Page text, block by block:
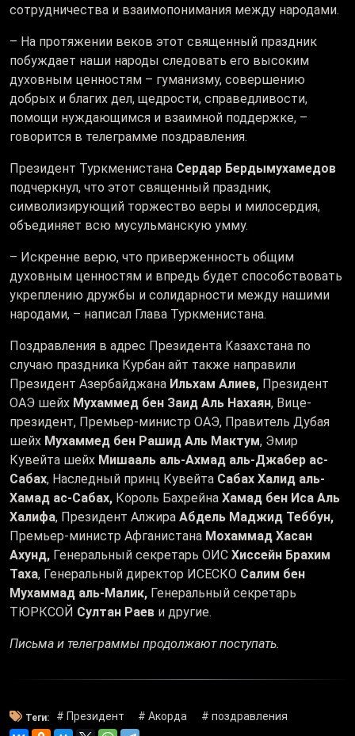
сотрудничества и взаимопонимания между народами.
– На протяжении веков этот священный праздник
побуждает наши народы следовать его высоким
духовным ценностям – гуманизму, совершению
добрых и благих дел, щедрости, справедливости,
помощи нуждающимся и взаимной поддержке, –
говорится в телеграмме поздравления.
Президент Туркменистана Сердар Бердымухамедов
подчеркнул, что этот священный праздник,
символизирующий торжество веры и милосердия,
объединяет всю мусульманскую умму.
– Искренне верю, что приверженность общим
духовным ценностям и впредь будет способствовать
укреплению дружбы и солидарности между нашими
народами, – написал Глава Туркменистана.
Поздравления в адрес Президента Казахстана по
случаю праздника Курбан айт также направили
Президент Азербайджана Ильхам Алиев, Президент
ОАЭ шейх Мухаммед бен Заид Аль Нахаян, Вице-
президент, Премьер-министр ОАЭ, Правитель Дубая
шейх Мухаммед бен Рашид Аль Мактум, Эмир
Кувейта шейх Мишааль аль-Ахмад аль-Джабер ас-
Сабах, Наследный принц Кувейта Сабах Халид аль-
Хамад ас-Сабах, Король Бахрейна Хамад бен Иса Аль
Халифа, Президент Алжира Абдель Маджид Теббун,
Премьер-министр Афганистана Мохаммад Хасан
Ахунд, Генеральный секретарь ОИС Хиссейн Брахим
Таха, Генеральный директор ИСЕСКО Салим бен
Мухаммад аль-Малик, Генеральный секретарь
ТЮРКСОЙ Султан Раев и другие.
Письма и телеграммы продолжают поступать.
Теги: # Президент # Акорда # поздравления